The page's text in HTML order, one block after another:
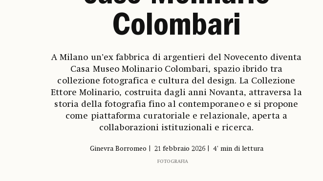
Colombari
A Milano un’ex fabbrica di argentieri del Novecento diventa
Casa Museo Molinario Colombari, spazio ibrido tra
collezione fotografica e cultura del design. La Collezione
Ettore Molinario, costruita dagli anni Novanta, attraversa la
storia della fotografia fino al contemporaneo e si propone
come piattaforma curatoriale e relazionale, aperta a
collaborazioni istituzionali e ricerca.
Ginevra Borromeo 21 febbraio 2026 4' min di lettura
FOTOGRAFIA